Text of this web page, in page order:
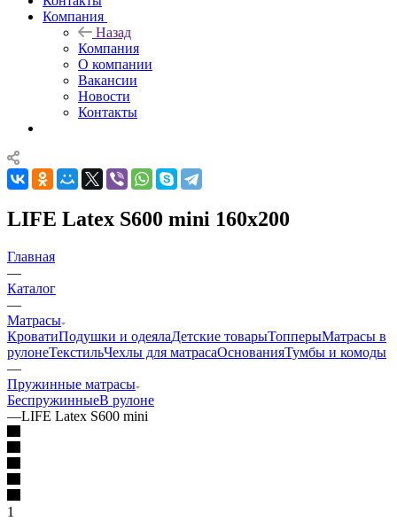
Компания
Назад
Компания
О компании
Вакансии
Новости
Контакты
LIFE Latex S600 mini 160x200
Главная
—
Каталог
—
Матрасы
КроватиПодушки и одеялаДетские товарыТопперыМатрасы в
рулонеТекстильЧехлы для матрасаОснованияТумбы и комоды
—
Пружинные матрасы
БеспружинныеВ рулоне
—LIFE Latex S600 mini
1